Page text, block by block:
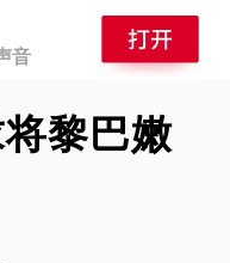
音
黎巴嫩